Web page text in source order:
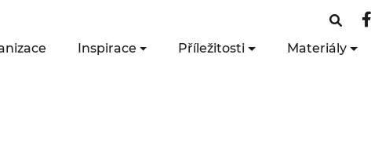
Inspirace Příležitosti Materiály